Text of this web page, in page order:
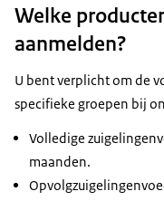
Welke
aanmelden?
U bent verplicht om de
specifieke groepen bij
Volledige
maanden.